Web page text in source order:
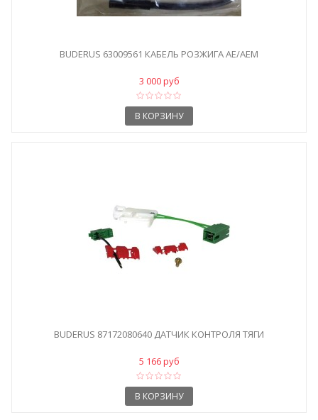
BUDERUS 63009561 КАБЕЛЬ РОЗЖИГА AE/AEM
3 000 руб
В КОРЗИНУ
BUDERUS 87172080640 ДАТЧИК КОНТРОЛЯ ТЯГИ
5 166 руб
В КОРЗИНУ